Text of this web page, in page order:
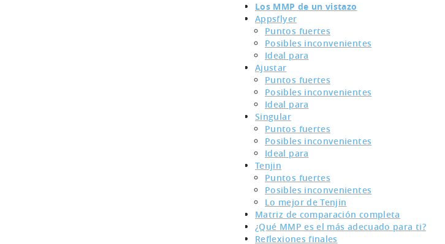
Los MMP de un vistazo
Appsflyer
Puntos fuertes
Posibles inconvenientes
Ideal para
Ajustar
Puntos fuertes
Posibles inconvenientes
Ideal para
Singular
Puntos fuertes
Posibles inconvenientes
Ideal para
Tenjin
Puntos fuertes
Posibles inconvenientes
Lo mejor de Tenjin
Matriz de comparación completa
¿Qué MMP es el más adecuado para ti?
Reflexiones finales